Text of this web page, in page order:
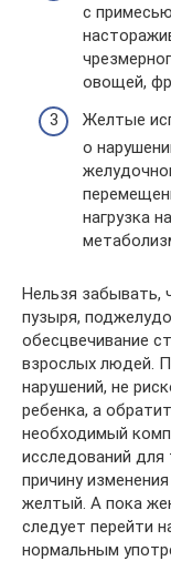
с
овощей,
Желтые
о
нагрузка
Нельзя забывать,
пузыря,
обесцвечивание
взрослых людей.
нарушений, не
ребенка, а
необходимый
исследований
причину
желтый. А пока
следует перейти
нормальным